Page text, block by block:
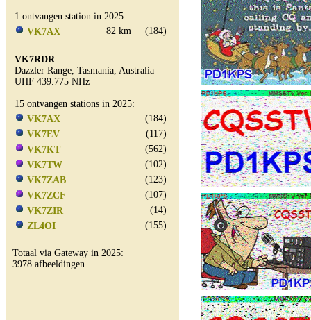
1 ontvangen station in 2025:
VK7AX
82 km (184)
VK7RDR
Dazzler Range, Tasmania, Australia
UHF 439.775 NHz
15 ontvangen stations in 2025:
VK7AX
(184)
VK7EV
(117)
VK7KT
(562)
VK7TW
(102)
VK7ZAB
(123)
VK7ZCF
(107)
VK7ZIR
(14)
ZL4OI
(155)
Totaal via Gateway in 2025:
3978 afbeeldingen